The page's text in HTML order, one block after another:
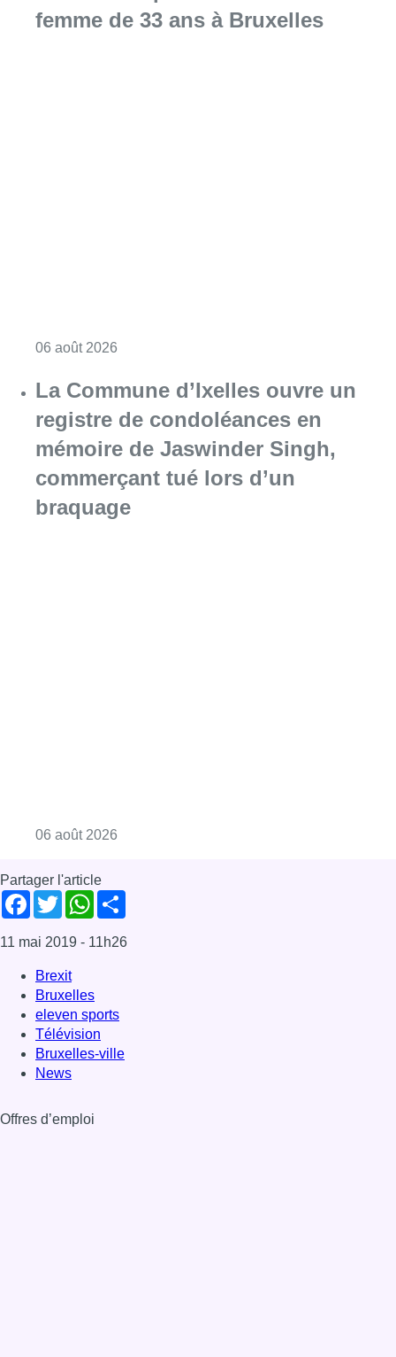
femme de 33 ans à Bruxelles
06 août 2026
La Commune d’Ixelles ouvre un
registre de condoléances en
mémoire de Jaswinder Singh,
commerçant tué lors d’un
braquage
06 août 2026
Partager l'article
Facebook
TwitterWhatsApp
11 mai 2019 - 11h26
Brexit
Bruxelles
eleven sports
Télévision
Bruxelles-ville
News
Offres d’emploi